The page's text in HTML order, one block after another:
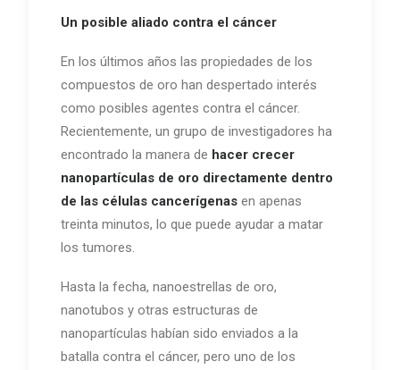
Un posible aliado contra el cáncer
En los últimos años las propiedades de los
compuestos de oro han despertado interés
como posibles agentes contra el cáncer.
Recientemente, un grupo de investigadores ha
encontrado la manera de hacer crecer
nanopartículas de oro directamente dentro
de las células cancerígenas en apenas
treinta minutos, lo que puede ayudar a matar
los tumores.
Hasta la fecha, nanoestrellas de oro,
nanotubos y otras estructuras de
nanopartículas habían sido enviados a la
batalla contra el cáncer, pero uno de los